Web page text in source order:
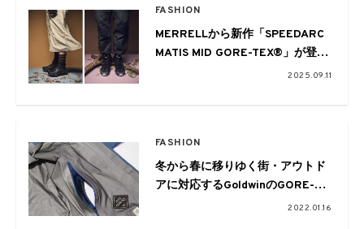
FASHION
MERRELLから新作「SPEEDARC
MATIS MID GORE-TEX®」が登
場。「SPEEDARC SURGE BOA 」
2025.09.11
FASHION
冬から春に移りゆく街・アウトド
アに対応するGoldwinのGORE-
2022.01.16